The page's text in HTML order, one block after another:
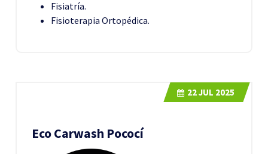
Fisiatría.
Fisioterapia Ortopédica.
Eco Carwash Pococí
22JUL 2025